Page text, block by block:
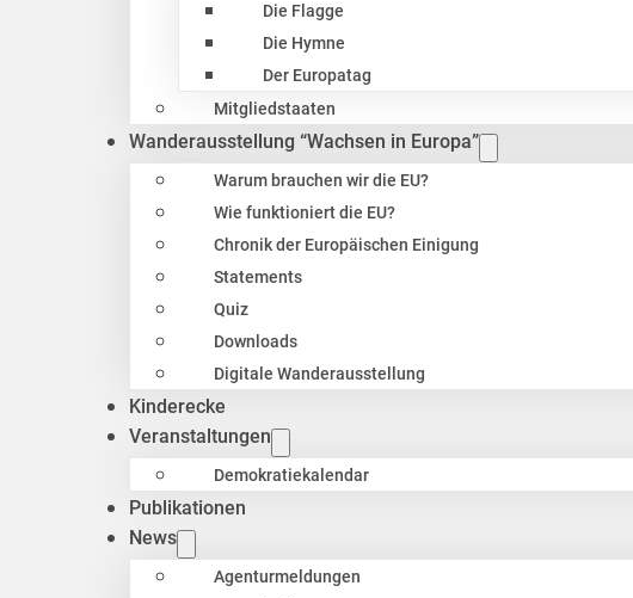
Die Flagge
Die Hymne
Der Europatag
Mitgliedstaaten
Wanderausstellung “Wachsen in Europa”
Warum brauchen wir die EU?
Wie funktioniert die EU?
Chronik der Europäischen Einigung
Statements
Quiz
Downloads
Digitale Wanderausstellung
Kinderecke
Veranstaltungen
Demokratiekalendar
Publikationen
News
Agenturmeldungen